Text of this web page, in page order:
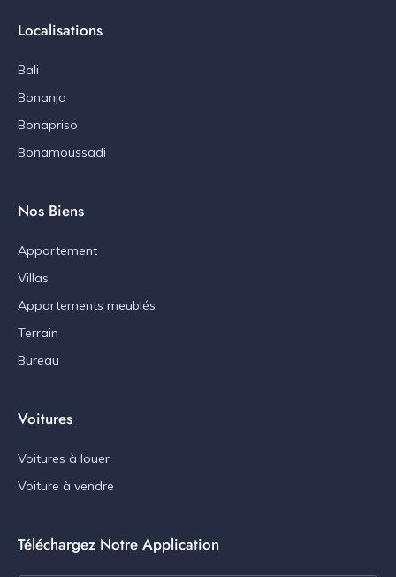
Localisations
Bali
Bonanjo
Bonapriso
Bonamoussadi
Nos Biens
Appartement
Villas
Appartements meublés
Terrain
Bureau
Voitures
Voitures à louer
Voiture à vendre
Téléchargez Notre Application